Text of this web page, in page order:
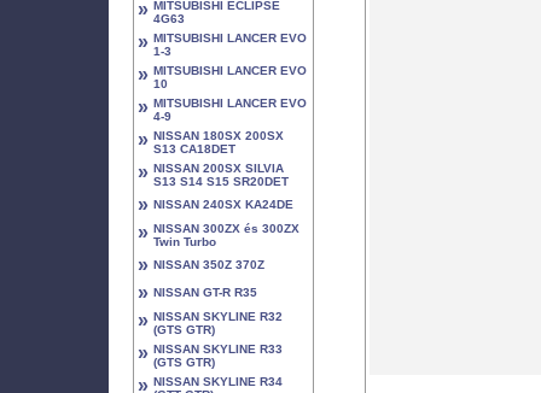
» MITSUBISHI ECLIPSE
4G63
» MITSUBISHI LANCER EVO
1-3
» MITSUBISHI LANCER EVO
10
» MITSUBISHI LANCER EVO
4-9
» NISSAN 180SX 200SX
S13 CA18DET
» NISSAN 200SX SILVIA
S13 S14 S15 SR20DET
» NISSAN 240SX KA24DE
» NISSAN 300ZX és 300ZX
Twin Turbo
» NISSAN 350Z 370Z
» NISSAN GT-R R35
» NISSAN SKYLINE R32
(GTS GTR)
» NISSAN SKYLINE R33
(GTS GTR)
» NISSAN SKYLINE R34